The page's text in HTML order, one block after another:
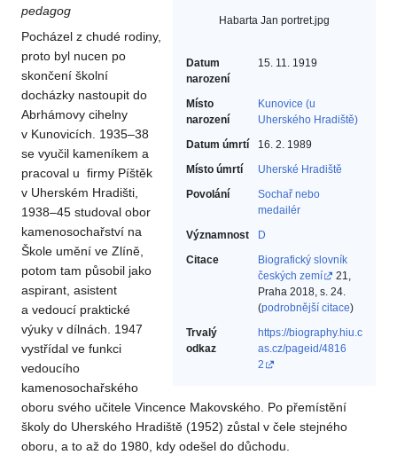
Habarta Jan portret.jpg
Datum
narození
15. 11. 1919
Místo
narození
Kunovice (u
Uherského Hradiště)
Datum úmrtí
16. 2. 1989
Místo úmrtí
Uherské Hradiště
Povolání
Sochař nebo
medailér‎
Významnost
D
Citace
Biografický slovník
českých zemí
21,
Praha 2018, s. 24.
(podrobnější citace)
Trvalý
odkaz
https://biography.hiu.c
as.cz/pageid/4816
2
pedagog
Pocházel z chudé rodiny,
proto byl nucen po
skončení školní
docházky nastoupit do
Abrhámovy cihelny
v Kunovicích. 1935–38
se vyučil kameníkem a
pracoval u firmy Píštěk
v Uherském Hradišti,
1938–45 studoval obor
kamenosochařství na
Škole umění ve Zlíně,
potom tam působil jako
aspirant, asistent
a vedoucí praktické
výuky v dílnách. 1947
vystřídal ve funkci
vedoucího
kamenosochařského
oboru svého učitele Vincence Makovského. Po přemístění
školy do Uherského Hradiště (1952) zůstal v čele stejného
oboru, a to až do 1980, kdy odešel do důchodu.